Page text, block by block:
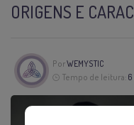
ORIGENS E
PorWEMYSTIC
Tempo de leitura: